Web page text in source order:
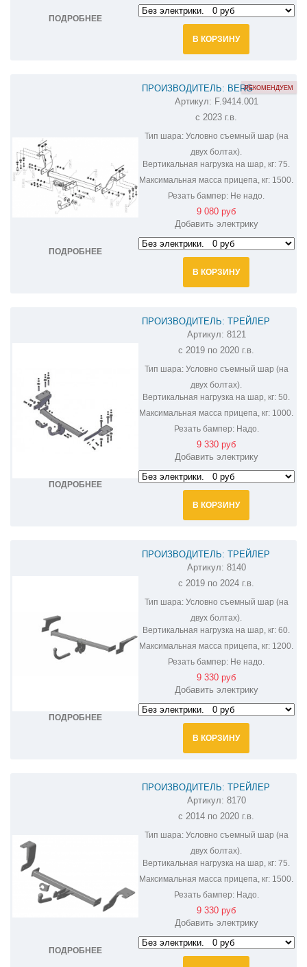
ПОДРОБНЕЕ
В КОРЗИНУ
ПОДРОБНЕЕ
ПРОИЗВОДИТЕЛЬ: BERG
ФАРКОП НА HAVAL M6 F.9414.001
Артикул: F.9414.001
с 2023 г.в.
Тип шара:Условно съемный шар (на
двух болтах).
Вертикальная нагрузка на шар, кг: 75.
Максимальная масса прицепа, кг: 1500.
Резать бампер: Не надо.
РЕКОМЕНДУЕМ
9 080 руб
Добавить электрику
В КОРЗИНУ
ПОДРОБНЕЕ
ПРОИЗВОДИТЕЛЬ: ТРЕЙЛЕР
ФАРКОП НА HAVAL H6 8121
Артикул: 8121
с 2019 по 2020 г.в.
Тип шара:Условно съемный шар (на
двух болтах).
Вертикальная нагрузка на шар, кг: 50.
Максимальная масса прицепа, кг: 1000.
Резать бампер:Надо.
9 330 руб
Добавить электрику
В КОРЗИНУ
ПОДРОБНЕЕ
ПРОИЗВОДИТЕЛЬ: ТРЕЙЛЕР
ФАРКОП НА HAVAL F7 8140
Артикул: 8140
с 2019 по 2024 г.в.
Тип шара:Условно съемный шар (на
двух болтах).
Вертикальная нагрузка на шар, кг: 60.
Максимальная масса прицепа, кг: 1200.
Резать бампер: Не надо.
9 330 руб
Добавить электрику
В КОРЗИНУ
ПОДРОБНЕЕ
ПРОИЗВОДИТЕЛЬ: ТРЕЙЛЕР
ФАРКОП НА HAVAL H6 8170
Артикул: 8170
с 2014 по 2020 г.в.
Тип шара:Условно съемный шар (на
двух болтах).
Вертикальная нагрузка на шар, кг: 75.
Максимальная масса прицепа, кг: 1500.
Резать бампер:Надо.
9 330 руб
Добавить электрику